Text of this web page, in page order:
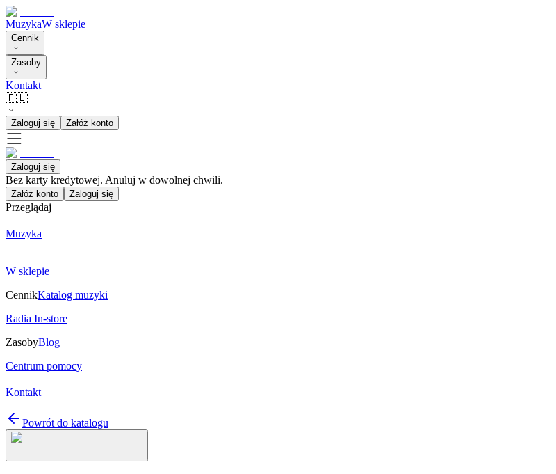
MuzykaW sklepie
Cennik
Zasoby
Kontakt
🇵🇱
Zaloguj się Załóż konto
Zaloguj się
Bez karty kredytowej. Anuluj w dowolnej chwili.
Załóż konto Zaloguj się
Przeglądaj
Muzyka
W sklepie
CennikKatalog muzyki
Radia In-store
ZasobyBlog
Centrum pomocy
Kontakt
Powrót do katalogu